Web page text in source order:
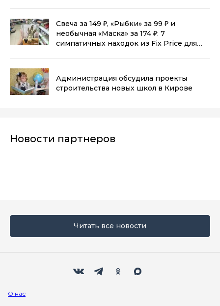
Свеча за 149 ₽, «Рыбки» за 99 ₽ и
необычная «Маска» за 174 ₽: 7
симпатичных находок из Fix Price для
Администрация обсудила проекты
строительства новых школ в Кирове
Новости партнеров
Читать все новости
О нас